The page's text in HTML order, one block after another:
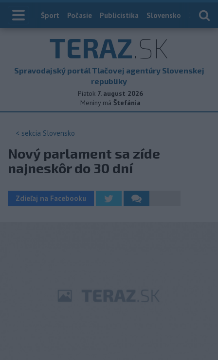
Index
Šport Počasie Publicistika Slovensko
TERAZ.SK
Spravodajský portál Tlačovej agentúry Slovenskej
republiky
Piatok 7. august 2026
Meniny má Štefánia
< sekcia Slovensko
Nový parlament sa zíde
najneskôr do 30 dní
Zdieľaj na Facebooku